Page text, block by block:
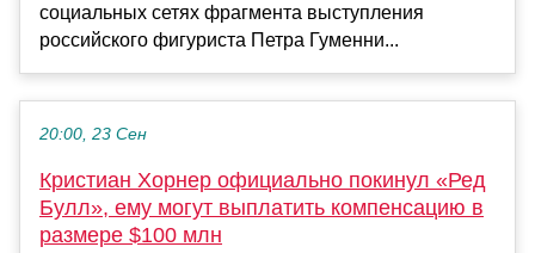
социальных сетях фрагмента выступления
российского фигуриста Петра Гуменни...
20:00, 23 Сен
Кристиан Хорнер официально покинул «Ред
Булл», ему могут выплатить компенсацию в
размере $100 млн